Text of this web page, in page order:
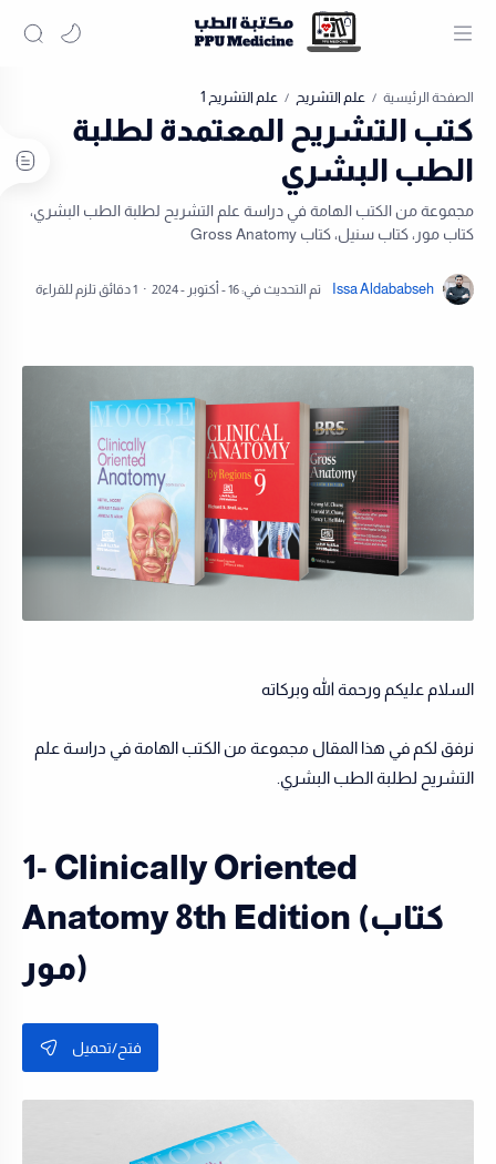
الصفحة الرئيسية علم التشريح علم التشريح 1
كتب التشريح المعتمدة لطلبة
الطب البشري
مجموعة من الكتب الهامة في دراسة علم التشريح لطلبة الطب البشري،
كتاب مور، كتاب سنيل، كتاب Gross Anatomy
1 دقائق تلزم للقراءة
السلام عليكم ورحمة الله وبركاته
نرفق لكم في هذا المقال مجموعة من الكتب الهامة في دراسة علم
التشريح لطلبة الطب البشري.
1- Clinically Oriented
Anatomy 8th Edition (كتاب
مور)
فتح/تحميل